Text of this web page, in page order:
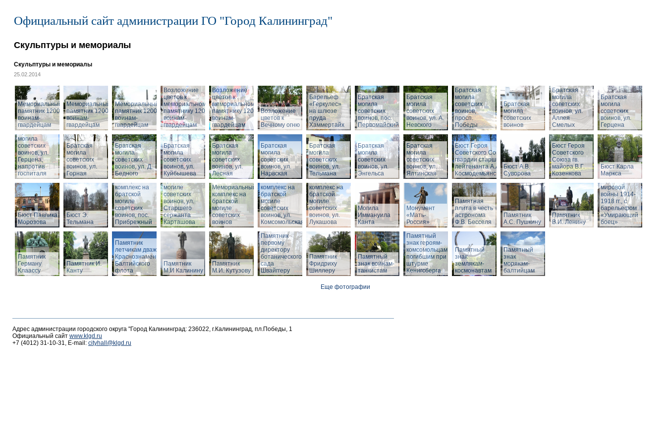
Официальный сайт администрации ГО "Город Калининград"
Скульптуры и мемориалы
Скульптуры и мемориалы
25.02.2014
Мемориальный
памятник 1200
воинам-
гвардейцам
Мемориальный
памятник 1200
воинам-
гвардейцам
Мемориальный
памятник 1200
воинам-
гвардейцам
Возложение
цветов к
мемориальному
памятнику 1200
воинам-
гвардейцам
Возложение
цветов к
мемориальному
памятнику 1200
воинам-
гвардейцам
Возложение
цветов к
Вечному огню
Барельеф
«Геркулес»
на шлюзе
пруда
Хаммертайх
Братская
могила
советских
воинов, пос.
Первомайский
Братская
могила
советских
воинов, ул. А.
Невского
Братская
могила
советских
воинов,
просп.
Победы
Братская
могила
советских
воинов
Братская
могила
советских
воинов, ул.
Аллея
Смелых
Братская
могила
советских
воинов, ул.
Герцена
Братская
могила
советских
воинов, ул.
Герцена,
напротив
госпиталя
Братская
могила
советских
воинов, ул.
Горная
Братская
могила
советских
воинов, ул. Д.
Бедного
Братская
могила
советских
воинов, ул.
Куйбышева
Братская
могила
советских
воинов, ул.
Лесная
Братская
могила
советских
воинов, ул.
Нарвская
Братская
могила
советских
воинов, ул.
Тельмана
Братская
могила
советских
воинов, ул.
Энгельса
Братская
могила
советских
воинов, ул.
Ялтинская
Бюст Героя
Советского Союза
гвардии старшего
лейтенанта А.А.
Космодемьянского
Бюст А.В.
Суворова
Бюст Героя
Советского
Союза гв.
майора В.Г.
Козенкова
Бюст Карла
Маркса
Бюст Павлика
Морозова
Бюст Э.
Тельмана
Мемориальный
комплекс на
братской
могиле
советских
воинов, пос.
Прибрежный
Мемориальный
комплекс на
братской
могиле
советских
воинов, ул.
Старшего
сержанта
Карташова
Мемориальный
комплекс на
братской
могиле
советских
воинов
Мемориальный
комплекс на
братской
могиле
советских
воинов, ул.
Комсомольская
Мемориальный
комплекс на
братской
могиле
советских
воинов, ул.
Лукашова
Могила
Иммануила
Канта
Монумент
«Мать-
Россия»
Памятная
плита в честь
астронома
Ф.В. Бесселя
Памятник
А.С. Пушкину
Памятник
В.И. Ленину
Памятник
воинам,
погибшим в
годы Первой
мировой
войны 1914-
1918 гг., с
барельефом
«Умирающий
боец»
Памятник
Герману
Клаассу
Памятник И.
Канту
Памятник
летчикам дважды
Краснознаменного
Балтийского
флота
Памятник
М.И Калинину
Памятник
М.И. Кутузову
Памятник
первому
директору
ботанического
сада
Швайггеру
Памятник
Фридриху
Шиллеру
Памятный
знак воинам-
танкистам
Памятный
знак героям-
комсомольцам,
погибшим при
штурме
Кенигсберга
Памятный
знак
землякам-
космонавтам
Памятный
знак
морякам-
балтийцам
Еще фотографии
Адрес администрации городского округа "Город Калининград: 236022, г.Калининград, пл.Победы, 1
Официальный сайт www.klgd.ru
+7 (4012) 31-10-31, E-mail: cityhall@klgd.ru